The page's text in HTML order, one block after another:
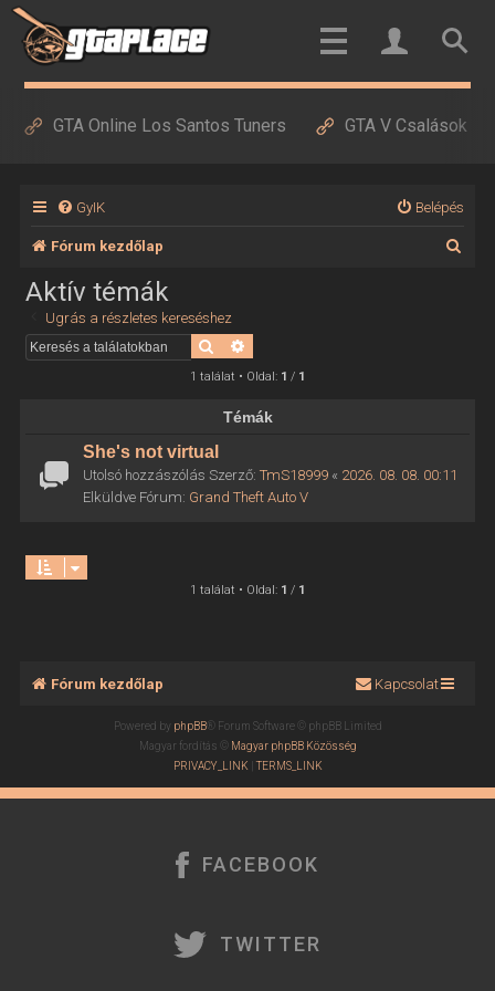
GTA Online Los Santos Tuners GTA V Csalások
GyIK Belépés
Fórum kezdőlap
Aktív témák
Ugrás a részletes kereséshez
Keresés
1 találat • Oldal: 1 / 1
Témák
She's not virtual
Utolsó hozzászólás Szerző: TmS18999« 2026. 08. 08. 00:11
Elküldve Fórum: Grand Theft Auto V
1 találat • Oldal: 1 / 1
Fórum kezdőlap Kapcsolat
Powered by phpBB® Forum Software © phpBB Limited
Magyar fordítás ©
Magyar phpBB Közösség
PRIVACY_LINK| TERMS_LINK
FACEBOOK
TWITTER